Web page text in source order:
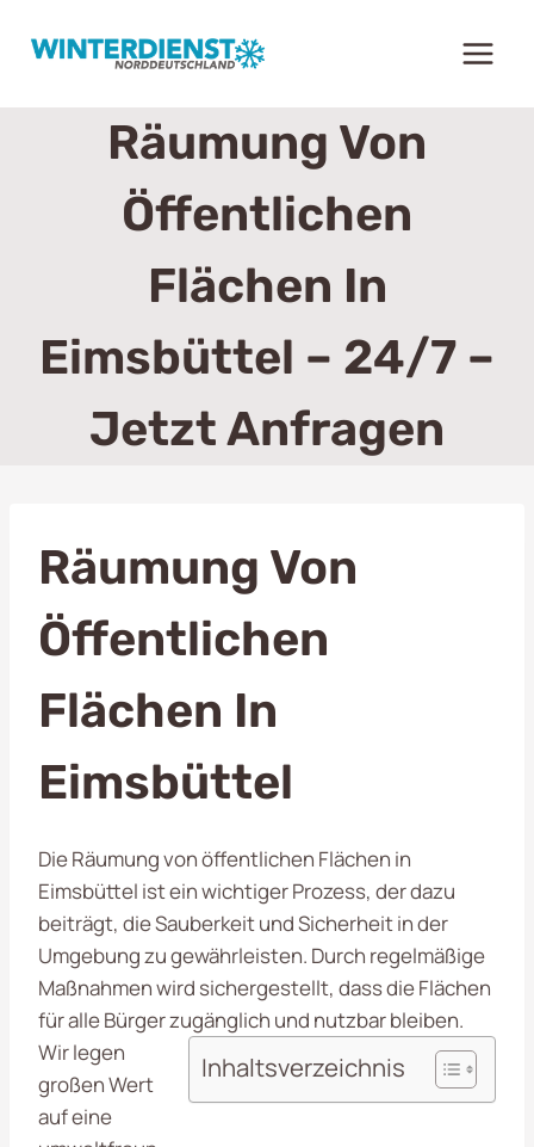
Inhalt
Räumung Von
Öffentlichen
Flächen In
Eimsbüttel – 24/7 –
Jetzt Anfragen
Räumung Von
Öffentlichen
Flächen In
Eimsbüttel
Die Räumung von öffentlichen Flächen in
Eimsbüttel ist ein wichtiger Prozess, der dazu
beiträgt, die Sauberkeit und Sicherheit in der
Umgebung zu gewährleisten. Durch regelmäßige
Maßnahmen wird sichergestellt, dass die Flächen
für alle Bürger zugänglich und nutzbar bleiben.
Inhaltsverzeichnis
Wir legen
großen Wert
auf eine